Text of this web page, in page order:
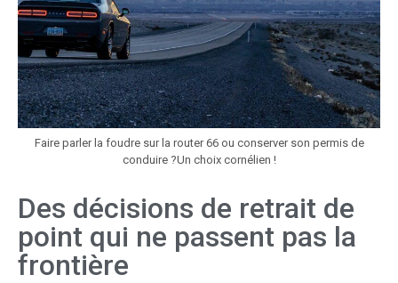
Faire parler la foudre sur la router 66 ou conserver son permis de
conduire ?Un choix cornélien !
Des décisions de retrait de
point qui ne passent pas la
frontière